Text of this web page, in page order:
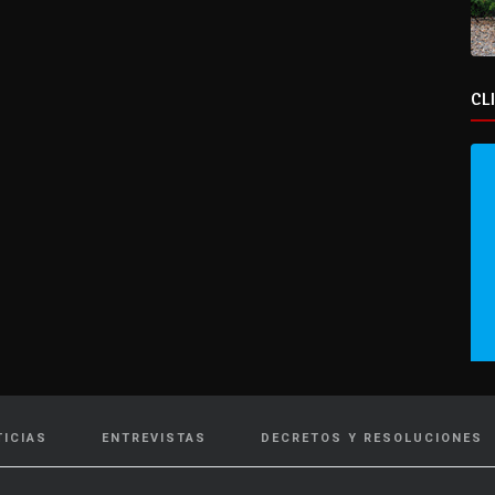
ENTREVISTAS DECRETOS Y RESOLUCIONES